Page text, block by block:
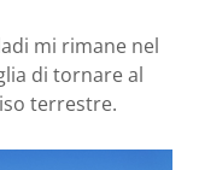
mi rimane nel
di tornare al
terrestre.